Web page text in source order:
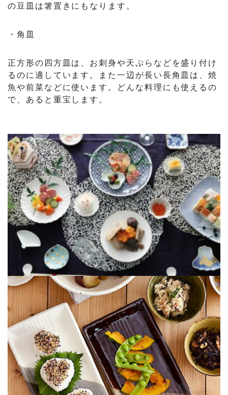
の豆皿は箸置きにもなります。
・角皿
正方形の四方皿は、お刺身や天ぷらなどを盛り付け
るのに適しています。また一辺が長い長角皿は、焼
魚や前菜などに使います。どんな料理にも使えるの
で、あると重宝します。